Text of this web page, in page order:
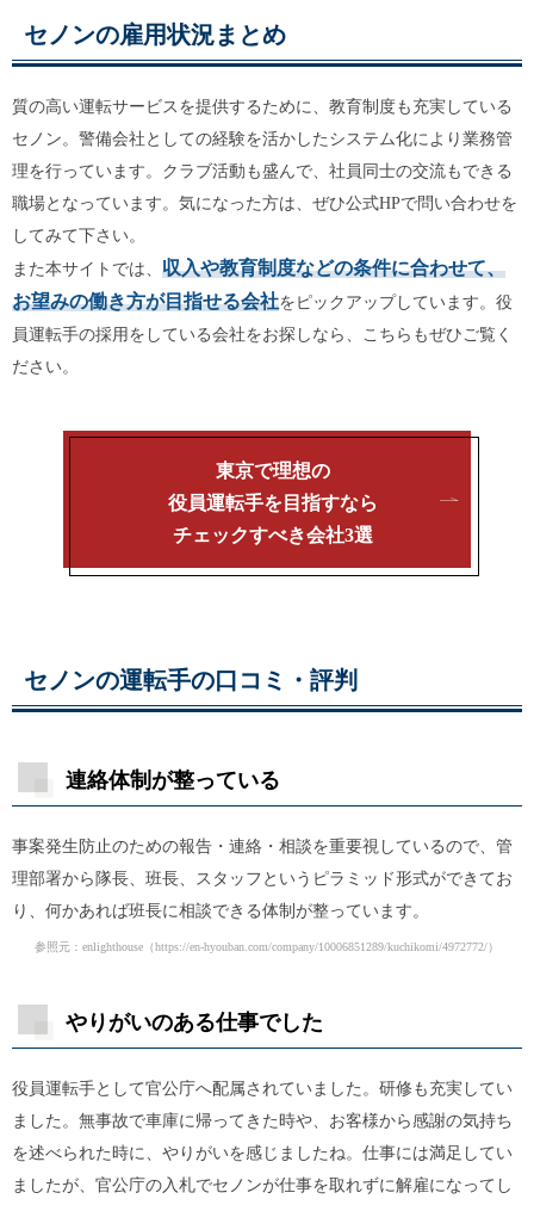
セノンの雇用状況まとめ
質の高い運転サービスを提供するために、教育制度も充実している
セノン。警備会社としての経験を活かしたシステム化により業務管
理を行っています。クラブ活動も盛んで、社員同士の交流もできる
職場となっています。気になった方は、ぜひ公式HPで問い合わせを
してみて下さい。
また本サイトでは、 収入や教育制度などの条件に合わせて、
お望みの働き方が目指せる会社をピックアップしています。役
員運転手の採用をしている会社をお探しなら、こちらもぜひご覧く
ださい。
東京で理想の
役員運転手を目指すなら
チェックすべき会社3選
セノンの運転手の口コミ・評判
連絡体制が整っている
事案発生防止のための報告・連絡・相談を重要視しているので、管
理部署から隊長、班長、スタッフというピラミッド形式ができてお
り、何かあれば班長に相談できる体制が整っています。
参照元：enlighthouse（https://en-hyouban.com/company/10006851289/kuchikomi/4972772/）
やりがいのある仕事でした
役員運転手として官公庁へ配属されていました。研修も充実してい
ました。無事故で車庫に帰ってきた時や、お客様から感謝の気持ち
を述べられた時に、やりがいを感じましたね。仕事には満足してい
ましたが、官公庁の入札でセノンが仕事を取れずに解雇になってし